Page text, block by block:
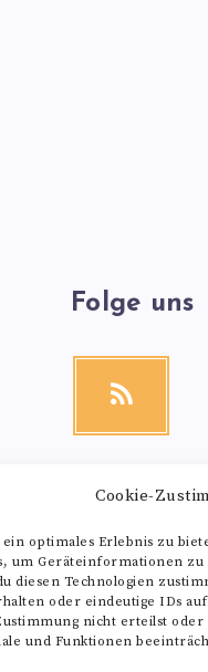
Cookie-
optimales Erlebnis zu
um Geräteinformationen
diesen Technologien
oder eindeutige IDs
nicht erteilst
und Funktionen
Folge uns
RSS